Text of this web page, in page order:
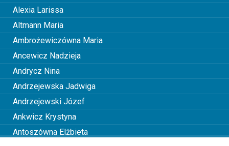
Alexia Larissa
Altmann Maria
Ambrożewiczówna Maria
Ancewicz Nadzieja
Andrycz Nina
Andrzejewska Jadwiga
Andrzejewski Józef
Ankwicz Krystyna
Antoszówna Elżbieta